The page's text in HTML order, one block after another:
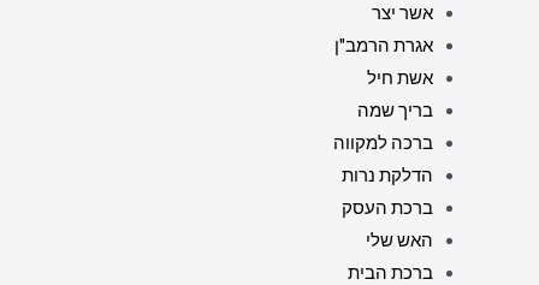
אשר יצר
אגרת הרמב"ן
אשת חיל
בריך שמה
ברכה למקווה
הדלקת נרות
ברכת העסק
האש שלי
ברכת הבית